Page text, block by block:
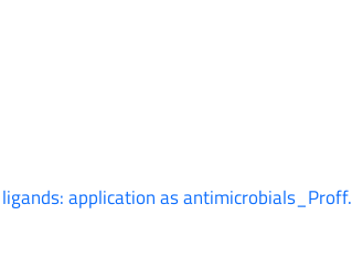
application as antimicrobials_Proff.